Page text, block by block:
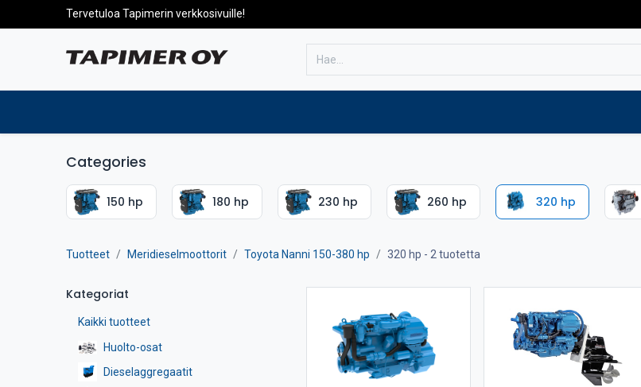
Tervetuloa Tapimerin verkkosivuille!
Categories
150 hp 180 hp 230 hp 260 hp 320 hp
Tuotteet Meridieselmoottorit Toyota Nanni 150-380 hp 320 hp - 2 tuotetta
Kategoriat
Kaikki tuotteet
Huolto-osat
Dieselaggregaatit